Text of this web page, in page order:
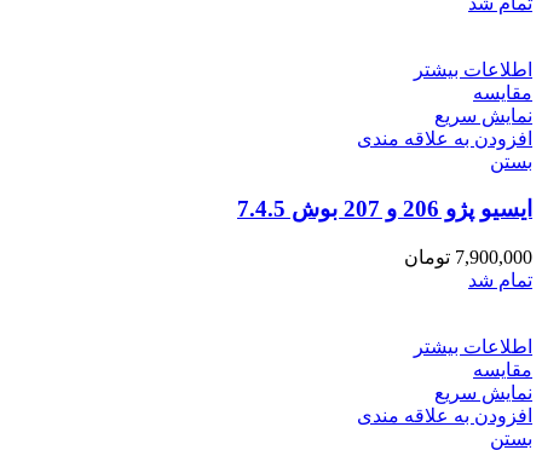
اطلاعات بیشتر
مقایسه
نمایش سریع
افزودن به علاقه مندی
بستن
ایسیو پژو 206 و 207 بوش 7.4.5
7,900,000 تومان
تمام شد
اطلاعات بیشتر
مقایسه
نمایش سریع
افزودن به علاقه مندی
بستن